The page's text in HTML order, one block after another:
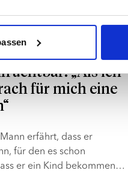
5 Min. Lesezeit
„Als ich
für mich eine
erfährt, dass er
für den es schon
er ein Kind bekommen